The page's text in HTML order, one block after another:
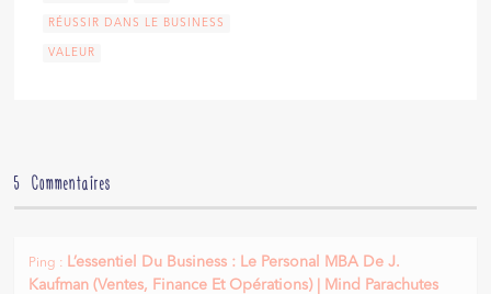
RÉUSSIR DANS LE BUSINESS
VALEUR
5 Commentaires
Ping : L’essentiel Du Business : Le Personal MBA De J.
Kaufman (ventes, Finance Et Opérations) | Mind Parachutes